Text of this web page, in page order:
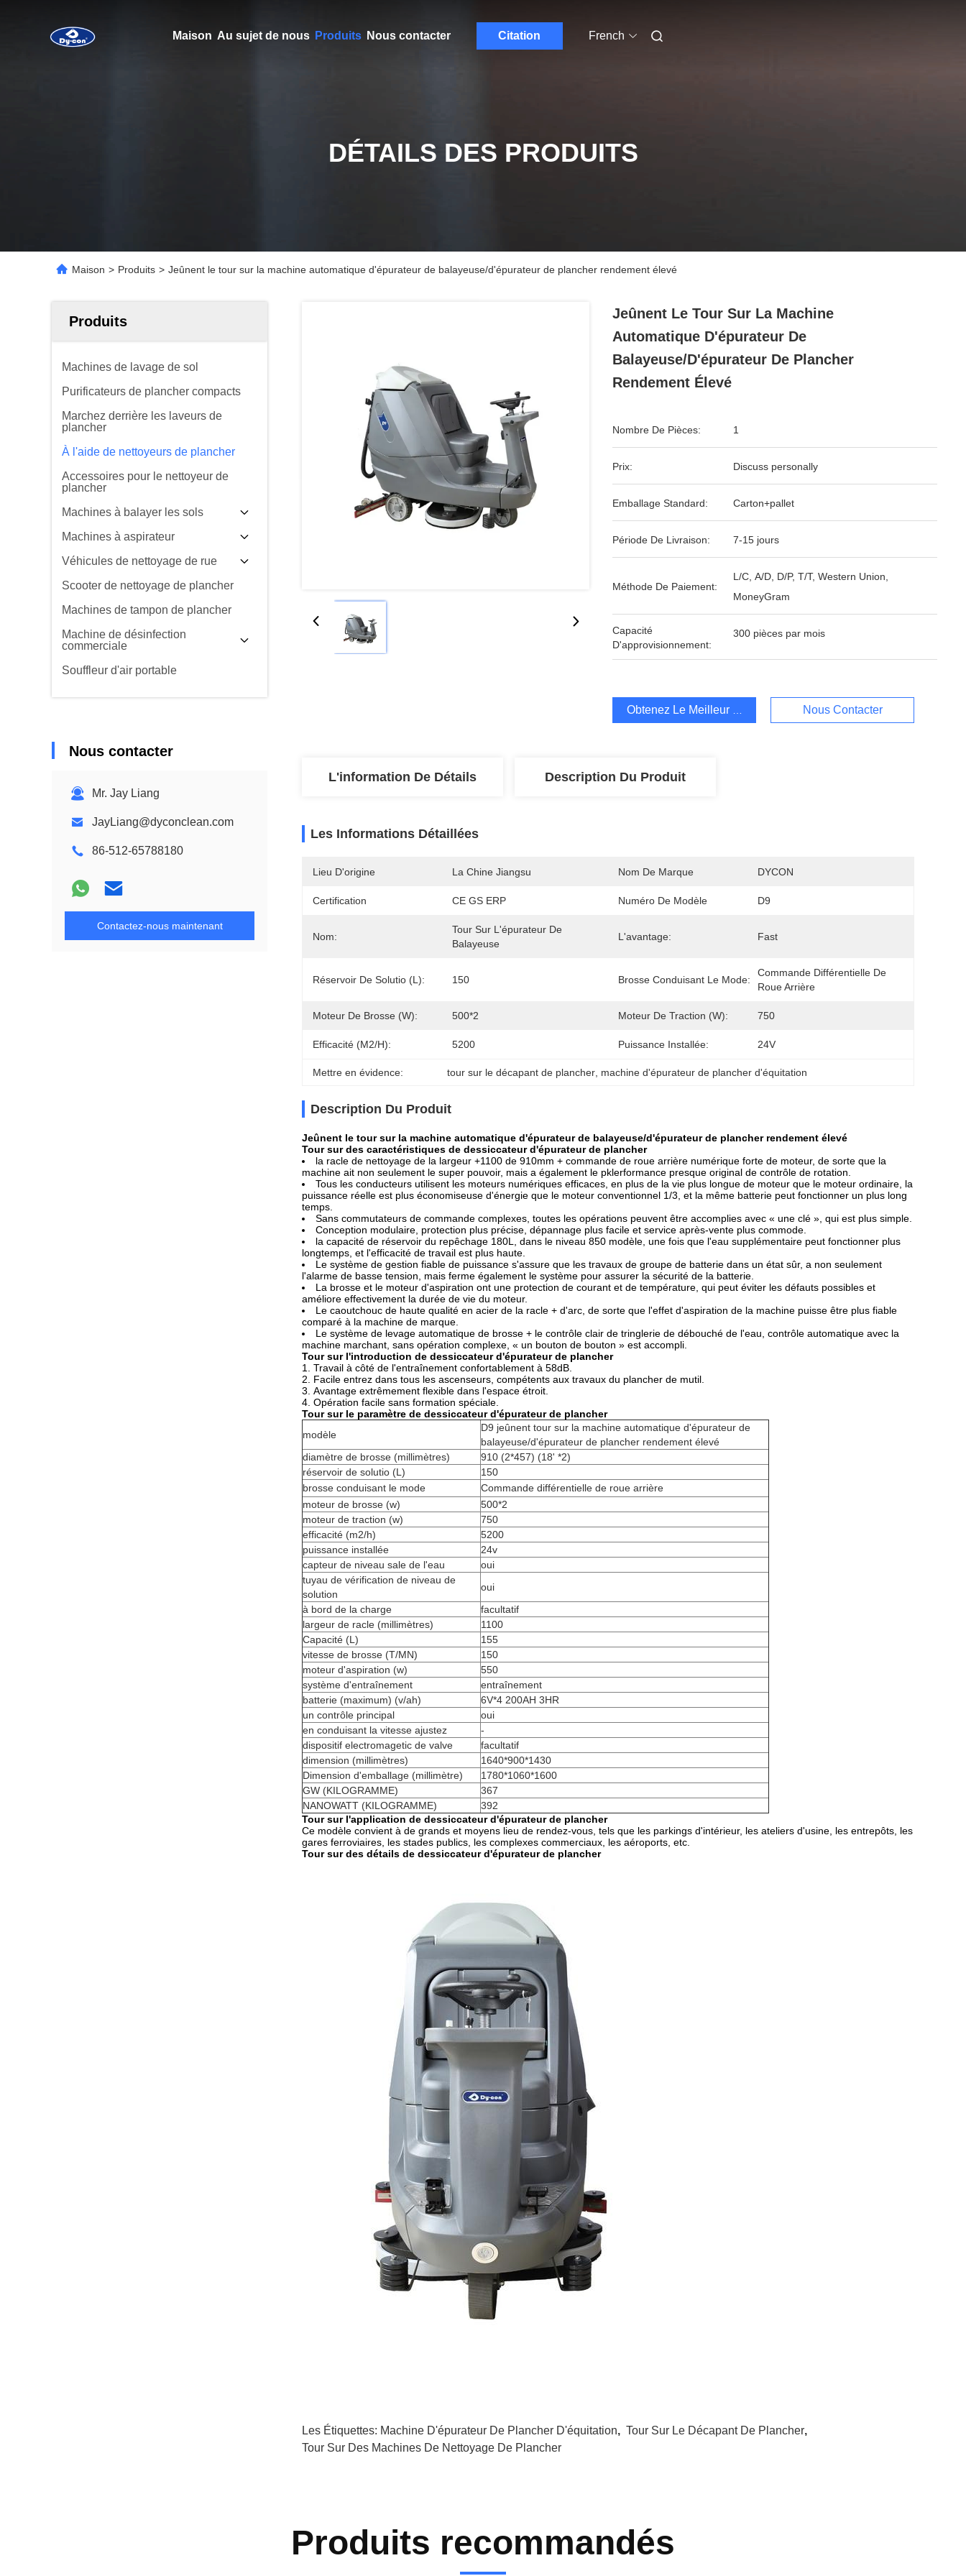
Maison Au sujet de nous Produits Nous contacter Citation French
DÉTAILS DES PRODUITS
Maison > Produits > Jeûnent le tour sur la machine automatique d'épurateur de balayeuse/d'épurateur de plancher rendement élevé
Produits
Machines de lavage de sol
Purificateurs de plancher compacts
Marchez derrière les laveurs de
plancher
À l'aide de nettoyeurs de plancher
Accessoires pour le nettoyeur de
plancher
Machines à balayer les sols
Machines à aspirateur
Véhicules de nettoyage de rue
Scooter de nettoyage de plancher
Machines de tampon de plancher
Machine de désinfection
commerciale
Souffleur d'air portable
Nous contacter
Mr. Jay Liang
JayLiang@dyconclean.com
86-512-65788180
Contactez-nous maintenant
Jeûnent Le Tour Sur La Machine
Automatique D'épurateur De
Balayeuse/d'épurateur De Plancher
Rendement Élevé
Nombre De Pièces: 1
Prix: Discuss personally
Emballage Standard: Carton+pallet
Période De Livraison: 7-15 jours
Méthode De Paiement:
L/C, A/D, D/P, T/T, Western Union,
MoneyGram
Capacité
D'approvisionnement:
300 pièces par mois
Obtenez Le Meilleur Prix Nous Contacter
L'information De Détails Description Du Produit
Les Informations Détaillées
Lieu D'origine La Chine Jiangsu Nom De Marque DYCON
Certification CE GS ERP Numéro De Modèle D9
Nom:
Tour Sur L'épurateur De
Balayeuse
L'avantage: Fast
Réservoir De Solutio (L): 150 Brosse Conduisant Le Mode:
Commande Différentielle De
Roue Arrière
Moteur De Brosse (W): 500*2 Moteur De Traction (w): 750
Efficacité (m2/h): 5200 Puissance Installée: 24V
Mettre en évidence: tour sur le décapant de plancher machine d'épurateur de plancher d'équitation
Description Du Produit
Jeûnent le tour sur la machine automatique d'épurateur de balayeuse/d'épurateur de plancher rendement élevé
Tour sur des caractéristiques de dessiccateur d'épurateur de plancher
la racle de nettoyage de la largeur +1100 de 910mm + commande de roue arrière numérique forte de moteur, de sorte que la
machine ait non seulement le super pouvoir, mais a également le pklerformance presque original de contrôle de rotation.
Tous les conducteurs utilisent les moteurs numériques efficaces, en plus de la vie plus longue de moteur que le moteur ordinaire, la
puissance réelle est plus économiseuse d'énergie que le moteur conventionnel 1/3, et la même batterie peut fonctionner un plus long
temps.
Sans commutateurs de commande complexes, toutes les opérations peuvent être accomplies avec « une clé », qui est plus simple.
Conception modulaire, protection plus précise, dépannage plus facile et service après-vente plus commode.
la capacité de réservoir du repêchage 180L, dans le niveau 850 modèle, une fois que l'eau supplémentaire peut fonctionner plus
longtemps, et l'efficacité de travail est plus haute.
Le système de gestion fiable de puissance s'assure que les travaux de groupe de batterie dans un état sûr, a non seulement
l'alarme de basse tension, mais ferme également le système pour assurer la sécurité de la batterie.
La brosse et le moteur d'aspiration ont une protection de courant et de température, qui peut éviter les défauts possibles et
améliore effectivement la durée de vie du moteur.
Le caoutchouc de haute qualité en acier de la racle + d'arc, de sorte que l'effet d'aspiration de la machine puisse être plus fiable
comparé à la machine de marque.
Le système de levage automatique de brosse + le contrôle clair de tringlerie de débouché de l'eau, contrôle automatique avec la
machine marchant, sans opération complexe, « un bouton de bouton » est accompli.
Tour sur l'introduction de dessiccateur d'épurateurde plancher
1. Travail à côté de l'entraînement confortablement à 58dB.
2. Facile entrez dans tous les ascenseurs, compétents aux travaux du plancher de mutil.
3. Avantage extrêmement flexible dans l'espace étroit.
4. Opération facile sans formation spéciale.
Tour sur le paramètre de dessiccateur d'épurateur de plancher
modèle
D9 jeûnent tour sur la machine automatique d'épurateur de
balayeuse/d'épurateur de plancher rendement élevé
diamètre de brosse (millimètres)
910 (2*457) (18' *2)
réservoir de solutio (L)
150
brosse conduisant le mode
Commande différentielle de roue arrière
moteur de brosse (w)
500*2
moteur de traction (w)
750
efficacité (m2/h)
5200
puissance installée
24v
capteur de niveau sale de l'eau
oui
tuyau de vérification de niveau de
solution
oui
à bord de la charge
facultatif
largeur de racle (millimètres)
1100
Capacité (L)
155
vitesse de brosse (T/MN)
150
moteur d'aspiration (w)
550
système d'entraînement
entraînement
batterie (maximum) (v/ah)
6V*4 200AH 3HR
un contrôle principal
oui
en conduisant la vitesse ajustez
-
dispositif electromagetic de valve
facultatif
dimension (millimètres)
1640*900*1430
Dimension d'emballage (millimètre)
1780*1060*1600
GW (KILOGRAMME)
367
NANOWATT (KILOGRAMME)
392
Tour sur l'application de dessiccateur d'épurateur de plancher
Ce modèle convient à de grands et moyens lieu de rendez-vous, tels que les parkings d'intérieur, les ateliers d'usine, les entrepôts, les
gares ferroviaires, les stades publics, les complexes commerciaux, les aéroports, etc.
Tour sur des détails de dessiccateur d'épurateur de plancher
Les Étiquettes: Machine D'épurateur De Plancher D'équitation, Tour Sur Le Décapant De Plancher,
Tour Sur Des Machines De Nettoyage De Plancher
Produits recommandés